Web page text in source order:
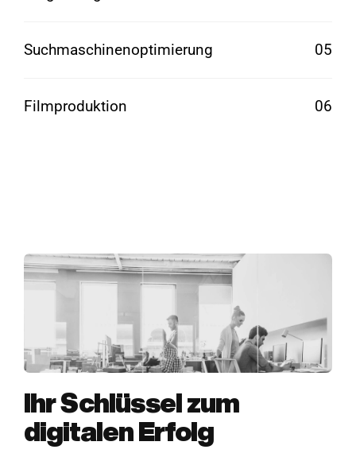
Suchmaschinenoptimierung 05
Filmproduktion 06
Ihr Schlüssel zum
digitalen Erfolg